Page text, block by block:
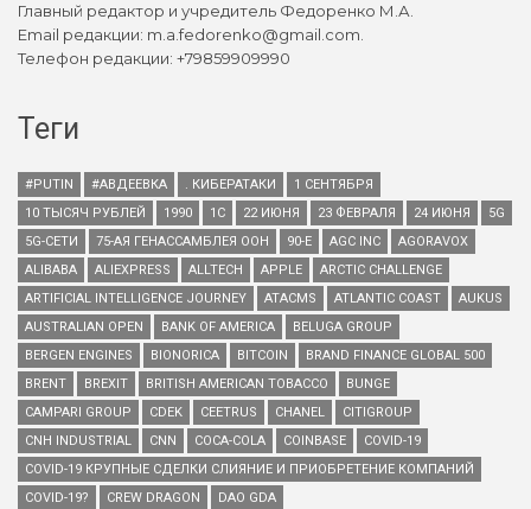
Главный редактор и учредитель Федоренко М.А.
Email редакции: m.a.fedorenko@gmail.com.
Телефон редакции: +79859909990
Теги
#PUTIN #АВДЕЕВКА . КИБЕРАТАКИ
1 СЕНТЯБРЯ
10 ТЫСЯЧ РУБЛЕЙ
1990 1С 22 ИЮНЯ 23 ФЕВРАЛЯ 24 ИЮНЯ
5G
5G-СЕТИ
75-АЯ ГЕНАССАМБЛЕЯ ООН 90-Е AGC INC
AGORAVOX
ALIBABA
ALIEXPRESS ALLTECH APPLE
ARCTIC CHALLENGE
ARTIFICIAL INTELLIGENCE JOURNEY
ATACMS ATLANTIC COAST
AUKUS
AUSTRALIAN OPEN
BANK OF AMERICA
BELUGA GROUP
BERGEN ENGINES
BIONORICA BITCOIN
BRAND FINANCE GLOBAL 500
BRENT
BREXIT BRITISH AMERICAN TOBACCO
BUNGE
CAMPARI GROUP
CDEK CEETRUS CHANEL
CITIGROUP
CNH INDUSTRIAL
CNN COCA-COLA COINBASE
COVID-19
COVID-19 КРУПНЫЕ СДЕЛКИ СЛИЯНИЕ И ПРИОБРЕТЕНИЕ КОМПАНИЙ
COVID-19?
CREW DRAGON DAO GDA